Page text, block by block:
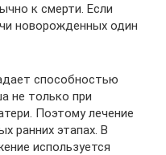
к смерти. Если
новорожденных один
способностью
не только при
Поэтому лечение
ранних этапах. В
используется